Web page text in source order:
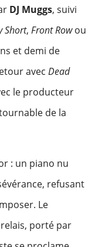
DJ Muggs, suivi
Short, Front Rowou
et demi de
avec Dead
le producteur
de la
: un piano nu
refusant
Le
porté par